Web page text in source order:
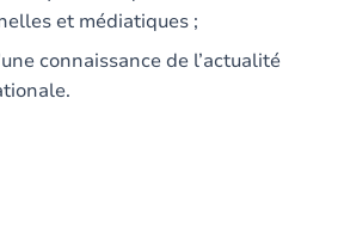
et médiatiques ;
connaissance de l’actualité